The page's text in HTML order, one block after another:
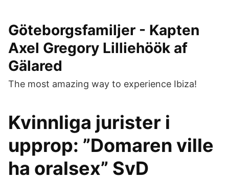
Göteborgsfamiljer - Kapten
Axel Gregory Lilliehöök af
Gälared
The most amazing way to experience Ibiza!
Kvinnliga jurister i
upprop: ”Domaren ville
ha oralsex” SvD